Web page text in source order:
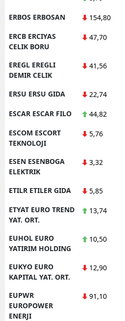
ERBOS ERBOSAN 154,80
ERCB ERCIYAS
CELIK BORU
47,70
EREGL EREGLI
DEMIR CELIK
41,56
ERSU ERSU GIDA 22,74
ESCAR ESCAR FILO 44,82
ESCOM ESCORT
TEKNOLOJI
5,76
ESEN ESENBOGA
ELEKTRIK
3,32
ETILR ETILER GIDA 5,85
ETYAT EURO TREND
YAT. ORT.
13,74
EUHOL EURO
YATIRIM HOLDING
10,50
EUKYO EURO
KAPITAL YAT. ORT.
12,90
EUPWR
EUROPOWER
ENERJI
91,10